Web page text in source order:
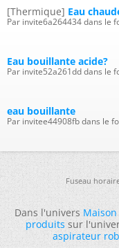
[Thermique] Eau
Par invite6a264434 dans le
Eau bouillante acide?
Par invite52a261dd dans le
eau bouillante
Par invitee44908fb dans le
Fuseau
Dans l'universMaison
produitssur
aspirateur